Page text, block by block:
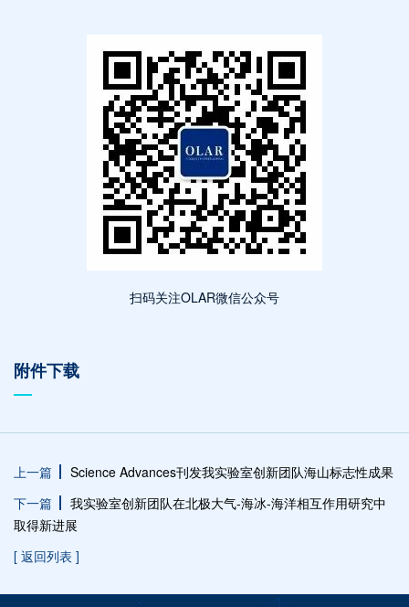
扫码关注OLAR微信公众号
附件下载
上一篇
Science Advances刊发我实验室创新团队海山标志性成果
下一篇
我实验室创新团队在北极大气-海冰-海洋相互作用研究中
取得新进展
[ 返回列表 ]